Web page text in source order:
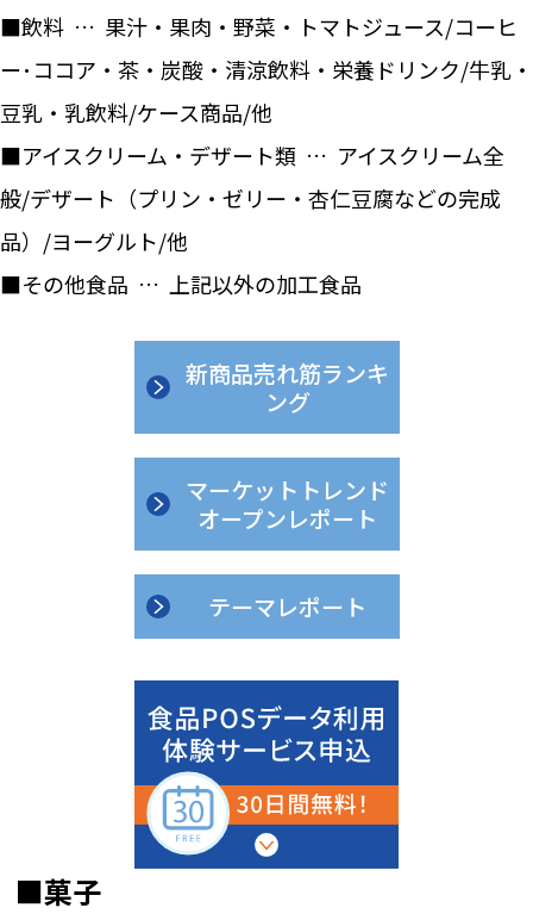
■飲料 … 果汁・果肉・野菜・トマトジュース/コーヒ
ー･ココア・茶・炭酸・清涼飲料・栄養ドリンク/牛乳・
豆乳・乳飲料/ケース商品/他
■アイスクリーム・デザート類 … アイスクリーム全
般/デザート（プリン・ゼリー・杏仁豆腐などの完成
品）/ヨーグルト/他
■その他食品 … 上記以外の加工食品
新商品売れ筋ランキ
ング
マーケットトレンド
オープンレポート
テーマレポート
■菓子